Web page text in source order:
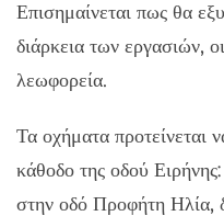
Επισημαίνεται πως θα
διάρκεια των εργασιών,
λεωφορεία.
Τα οχήματα προτείνεται
κάθοδο της οδού
στην οδό Προφήτη Ηλία,